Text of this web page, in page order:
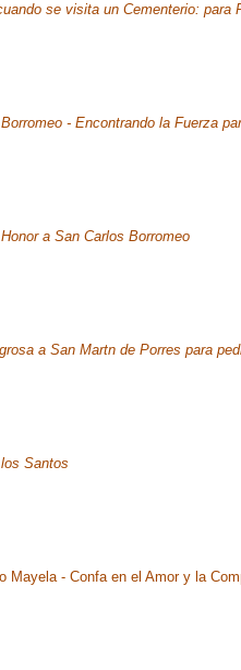
se visita un Cementerio:
- Encontrando la Fuerza
a San Carlos Borromeo
a San Martn de Porres para
Santos
Mayela - Confa en el Amor y la